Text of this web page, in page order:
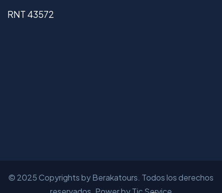
RNT 43572
© 2025 Copyrights by Berakatours. Todos los derechos